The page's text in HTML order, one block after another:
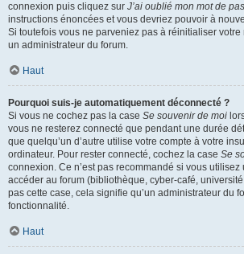
connexion puis cliquez sur J’ai oublié mon mot de
instructions énoncées et vous devriez pouvoir à
Si toutefois vous ne parveniez pas à réinitialiser votre
un administrateur du forum.
Haut
Pourquoi suis-je automatiquement déconnecté ?
Si vous ne cochez pas la case Se souvenir de moi
vous ne resterez connecté que pendant une durée
que quelqu’un d’autre utilise votre compte à votre
ordinateur. Pour rester connecté, cochez la case Se
connexion. Ce n’est pas recommandé si vous
accéder au forum (bibliothèque, cyber-café,
pas cette case, cela signifie qu’un administrateur du
fonctionnalité.
Haut